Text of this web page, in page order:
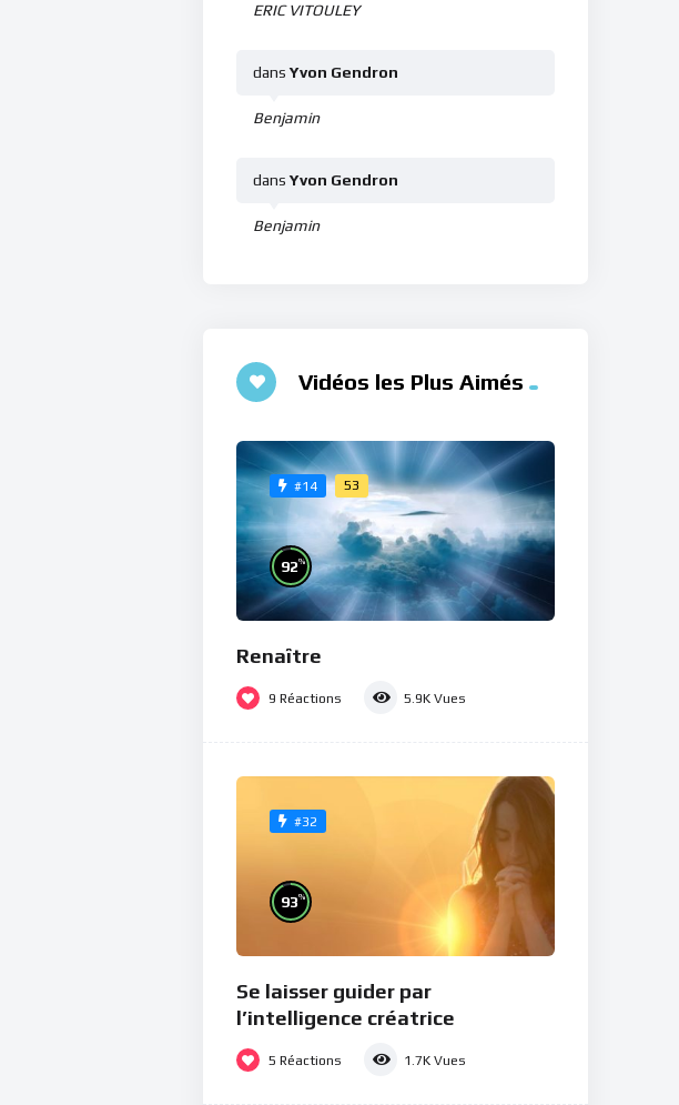
ERIC VITOULEY
Benjamin
dansYvon Gendron
Benjamin
dansYvon Gendron
Vidéos les Plus Aimés
#14 53
92%
Renaître
9 Réactions 5.9K Vues
#32
93%
Se laisser guider par
l’intelligence créatrice
5 Réactions 1.7K Vues